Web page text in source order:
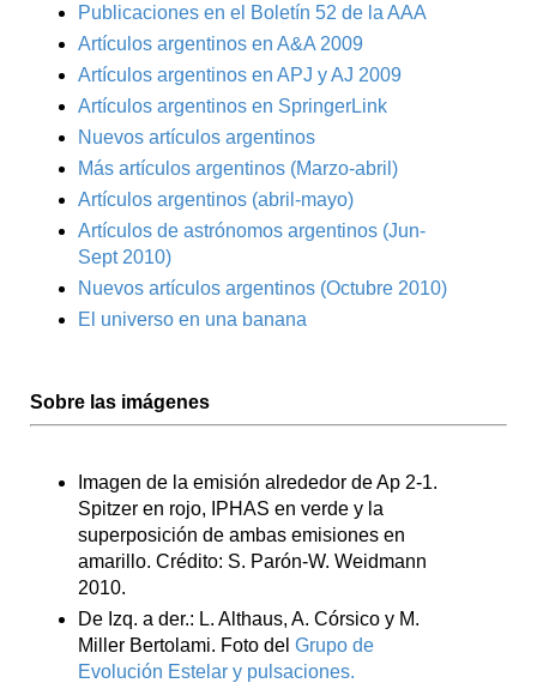
Publicaciones en el Boletín 52 de la AAA
Artículos argentinos en A&A 2009
Artículos argentinos en APJ y AJ 2009
Artículos argentinos en SpringerLink
Nuevos artículos argentinos
Más artículos argentinos (Marzo-abril)
Artículos argentinos (abril-mayo)
Artículos de astrónomos argentinos (Jun-
Sept 2010)
Nuevos artículos argentinos (Octubre 2010)
El universo en una banana
Sobre las imágenes
Imagen de la emisión alrededor de Ap 2-1.
Spitzer en rojo, IPHAS en verde y la
superposición de ambas emisiones en
amarillo. Crédito: S. Parón-W. Weidmann
2010.
De Izq. a der.: L. Althaus, A. Córsico y M.
Miller Bertolami. Foto del Grupo de
Evolución Estelar y pulsaciones.